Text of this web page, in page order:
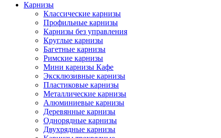
Карнизы
Классические карнизы
Профильные карнизы
Карнизы без управления
Круглые карнизы
Багетные карнизы
Римские карнизы
Мини карнизы Кафе
Эксклюзивные карнизы
Пластиковые карнизы
Металлические карнизы
Алюминиевые карнизы
Деревянные карнизы
Однорядные карнизы
Двухрядные карнизы